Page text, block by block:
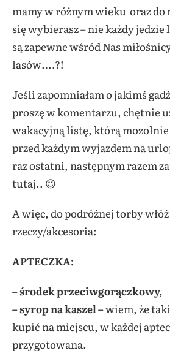
mamy w różnym wieku oraz do
się wybierasz – nie każdy jedzie
są zapewne wśród Nas
lasów….?!
Jeśli zapomniałam o jakimś
proszę w komentarzu, chętnie
wakacyjną listę, którą
przed każdym wyjazdem na
raz ostatni, następnym razem
tutaj.. 😉
A więc, do podróżnej torby
rzeczy/akcesoria:
APTECZKA:
– środek przeciwgorączkowy,
– syrop na kaszel –wiem, że
kupić na miejscu, w każdej
przygotowana.